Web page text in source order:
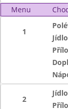
Menu
1
Jídlo
2
Jídlo